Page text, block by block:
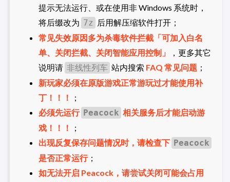
提示无法运行、或在使用非 Windows 系统时，
将后缀改为 7z 后用解压缩软件打开；
常见失效原因多为杀毒软件拦截「可加入白名
单、关闭拦截、关闭智能应用控制」
，更多其它
说明请 非线性列车 站内搜索 FAQ 常见问题 ；
新玩家必须在原版游戏正常游玩过才能使用补
丁！！！
；
必须先运行 Peacock 相关服务后才能启动游
戏！！！
；
出现反复保存问题情况时，请检查下 Peacock
是否正常运行；
如无法开启 Peacock，请尝试关闭可能会占用